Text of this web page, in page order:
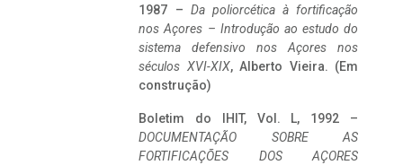
1987 – Da poliorcética à fortificação
nos Açores – Introdução ao estudo do
sistema defensivo nos Açores nos
séculos XVI-XIX, Alberto Vieira. (Em
construção)
Boletim do IHIT, Vol. L, 1992 –
DOCUMENTAÇÃO SOBRE AS
FORTIFICAÇÕES DOS AÇORES